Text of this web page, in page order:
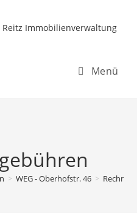
Menü
> WEG - Oberhofstr. 46 >